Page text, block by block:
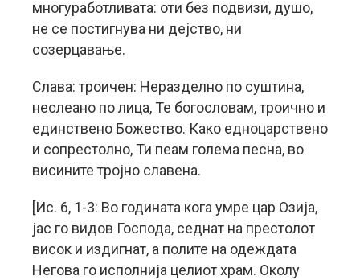
многуработливата: оти без подвизи, душо,
не се постигнува ни дејство, ни
созерцавање.
Слава: троичен: Неразделно по суштина,
неслеано по лица, Те богословам, троично и
единствено Божество. Како едноцарствено
и сопрестолно, Ти пеам голема песна, во
висините тројно славена.
[Ис. 6, 1-3: Во годината кога умре цар Озија,
јас го видов Господа, седнат на престолот
висок и издигнат, а полите на одеждата
Негова го исполнија целиот храм. Околу